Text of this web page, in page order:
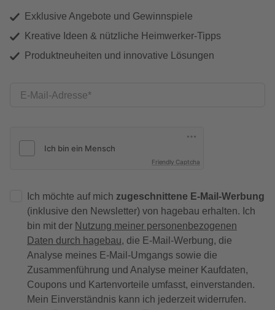
Exklusive Angebote und Gewinnspiele
Kreative Ideen & nützliche Heimwerker-Tipps
Produktneuheiten und innovative Lösungen
E-Mail-Adresse
Friendly Captcha
Ich möchte auf mich zugeschnittene E-Mail-Werbung
(inklusive den Newsletter) von hagebau erhalten. Ich
bin mit der Nutzung meiner personenbezogenen
Daten durch hagebau, die E-Mail-Werbung, die
Analyse meines E-Mail-Umgangs sowie die
Zusammenführung und Analyse meiner Kaufdaten,
Coupons und Kartenvorteile umfasst, einverstanden.
Mein Einverständnis kann ich jederzeit widerrufen.